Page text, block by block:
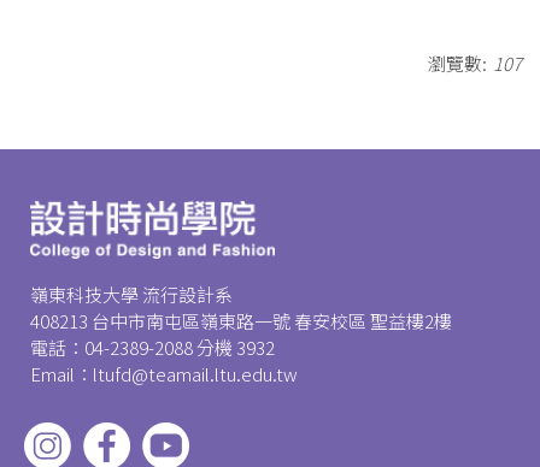
瀏覽數: 107
嶺東科技大學 流行設計系
408213 台中市南屯區嶺東路一號 春安校區 聖益樓2樓
電話：04-2389-2088 分機 3932
Email：ltufd@teamail.ltu.edu.tw